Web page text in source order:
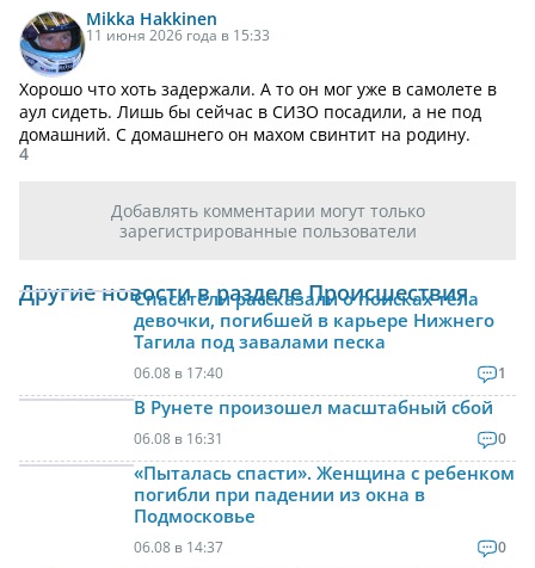
Mikka Hakkinen
11 июня 2026 года в 15:33
Хорошо что хоть задержали. А то он мог уже в самолете в
аул сидеть. Лишь бы сейчас в СИЗО посадили, а не под
домашний. С домашнего он махом свинтит на родину.
4
Добавлять комментарии могут только
зарегистрированные пользователи
Другие новости в разделе Происшествия
Спасатели рассказали о поисках тела
девочки, погибшей в карьере Нижнего
Тагила под завалами песка
06.08 в 17:40 1
В Рунете произошел масштабный сбой
06.08 в 16:31 0
«Пыталась спасти». Женщина с ребенком
погибли при падении из окна в
Подмосковье
06.08 в 14:37 0